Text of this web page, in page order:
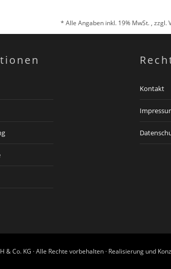
* Alle Angaben inkl. 19% MwSt. , zzgl.
Kontakt
& Co. KG · Alle Rechte vorbehalten · Realisierung und